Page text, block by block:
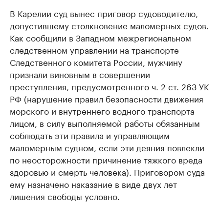
В Карелии суд вынес приговор судоводителю,
допустившему столкновение маломерных судов.
Как сообщили в Западном межрегиональном
следственном управлении на транспорте
Следственного комитета России, мужчину
признали виновным в совершении
преступления, предусмотренного ч. 2 ст. 263 УК
РФ (нарушение правил безопасности движения
морского и внутреннего водного транспорта
лицом, в силу выполняемой работы обязанным
соблюдать эти правила и управляющим
маломерным судном, если эти деяния повлекли
по неосторожности причинение тяжкого вреда
здоровью и смерть человека). Приговором суда
ему назначено наказание в виде двух лет
лишения свободы условно.